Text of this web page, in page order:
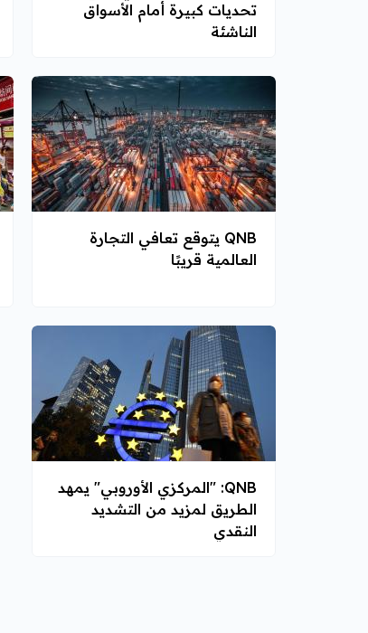
تحديات كبيرة أمام الأسواق
الناشئة
QNB يتوقع تعافي التجارة
العالمية قريبًا
QNB: "المركزي الأوروبي" يمهد
الطريق لمزيد من التشديد
النقدي